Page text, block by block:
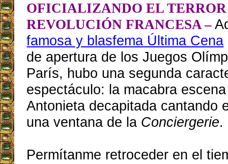
OFICIALIZANDO EL
REVOLUCIÓN FRANCESA –
famosa y blasfema Última Cena
de apertura de los Juegos
París, hubo una segunda
espectáculo: la macabra
Antonieta decapitada cantando
una ventana de la Conciergerie.
Permítanme retroceder en el